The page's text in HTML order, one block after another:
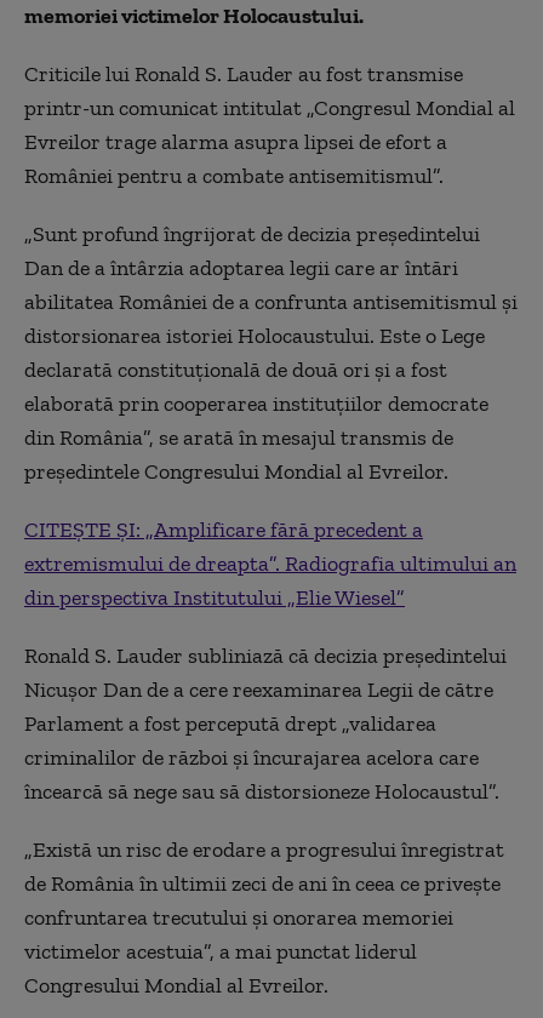
memoriei victimelor Holocaustului.
Criticile lui Ronald S. Lauder au fost transmise
printr-un comunicat intitulat „Congresul Mondial al
Evreilor trage alarma asupra lipsei de efort a
României pentru a combate antisemitismul”.
„Sunt profund îngrijorat de decizia președintelui
Dan de a întârzia adoptarea legii care ar întări
abilitatea României de a confrunta antisemitismul și
distorsionarea istoriei Holocaustului. Este o Lege
declarată constituțională de două ori și a fost
elaborată prin cooperarea instituțiilor democrate
din România”, se arată în mesajul transmis de
președintele Congresului Mondial al Evreilor.
CITEȘTE ȘI: „Amplificare fără precedent a
extremismului de dreapta”. Radiografia ultimului an
din perspectiva Institutului „Elie Wiesel”
Ronald S. Lauder subliniază că decizia președintelui
Nicușor Dan de a cere reexaminarea Legii de către
Parlament a fost percepută drept „validarea
criminalilor de război și încurajarea acelora care
încearcă să nege sau să distorsioneze Holocaustul”.
„Există un risc de erodare a progresului înregistrat
de România în ultimii zeci de ani în ceea ce privește
confruntarea trecutului și onorarea memoriei
victimelor acestuia”, a mai punctat liderul
Congresului Mondial al Evreilor.